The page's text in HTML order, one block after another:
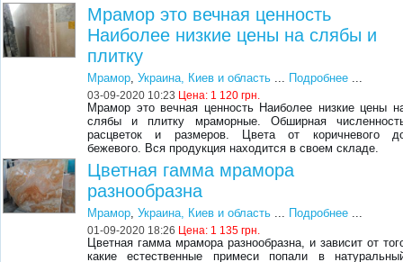
Мрамор это вечная ценность
Наиболее низкие цены на слябы и
плитку
Мрамор,Украина, Киев и область ... Подробнее ...
03-09-2020 10:23 Цена: 1 120 грн.
Мрамор это вечная ценность Наиболее низкие цены
слябы и плитку мраморные. Обширная
расцветок и размеров. Цвета от коричневого
бежевого. Вся продукция находится в своем складе.
Цветная гамма мрамора
разнообразна
Мрамор,Украина, Киев и область ... Подробнее ...
01-09-2020 18:26 Цена: 1 135 грн.
Цветная гамма мрамора разнообразна, и зависит от
какие естественные примеси попали в